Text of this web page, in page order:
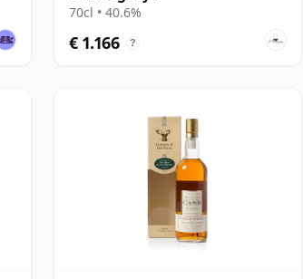
70cl • 40.6%
€ 1.166 ?